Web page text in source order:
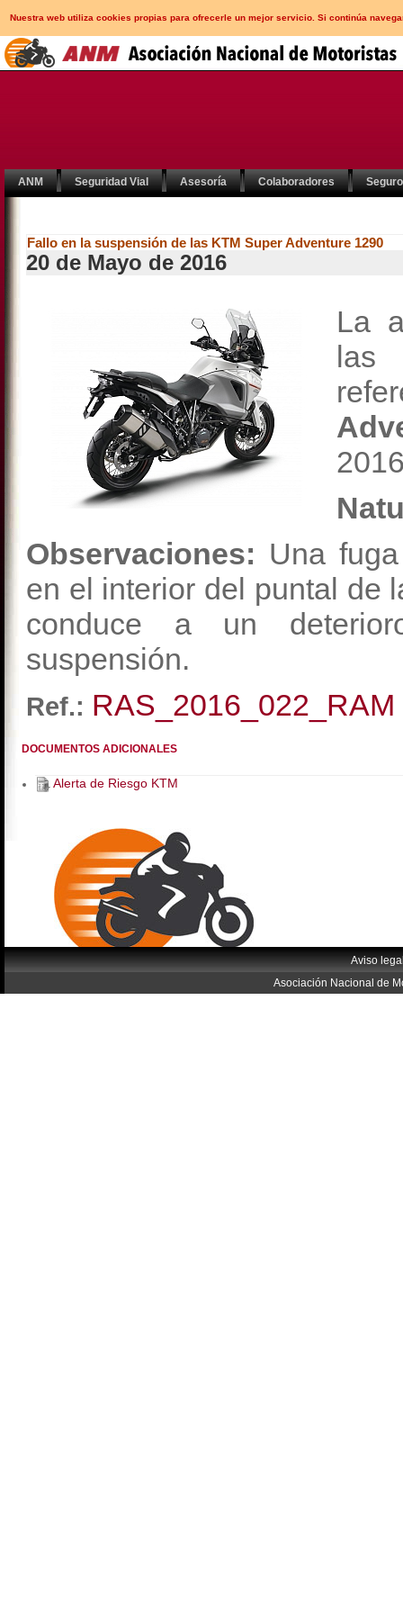
Nuestra web utiliza cookies propias para ofrecerle un mejor servicio. Si continúa
ANM Seguridad Vial Asesoría Colaboradores
Fallo en la suspensión de las KTM Super Adventure 1290
20 de Mayo de 2016
La
las
Observaciones: Una
en el interior del puntal de
conduce a un
suspensión.
Ref.: RAS_2016_022_RAM
DOCUMENTOS ADICIONALES
Alerta de Riesgo KTM
Aviso
Asociación Nacional de